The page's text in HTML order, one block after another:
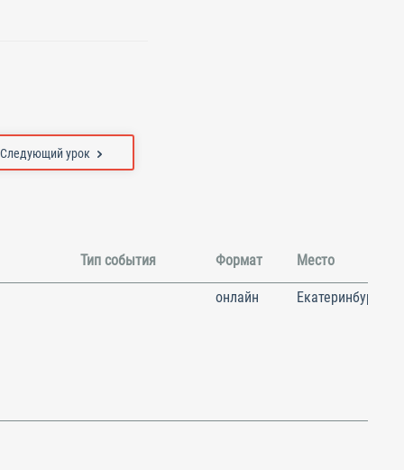
Следующий урок
Тип события Формат Место
онлайн Екатеринбург